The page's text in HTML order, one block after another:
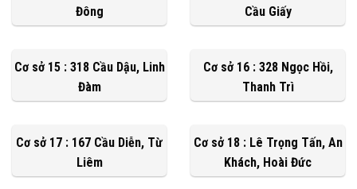
Đông
Cầu Giấy
Cơ sở 15 : 318 Cầu Dậu, Linh
Đàm
Cơ sở 16 : 328 Ngọc Hồi,
Thanh Trì
Cơ sở 17 : 167 Cầu Diễn, Từ
Liêm
Cơ sở 18 : Lê Trọng Tấn, An
Khách, Hoài Đức